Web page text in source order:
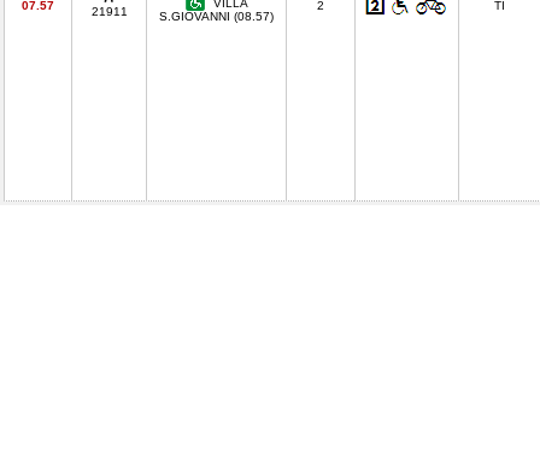
07.57 21911
VILLA
S.GIOVANNI (08.57)
2 TI